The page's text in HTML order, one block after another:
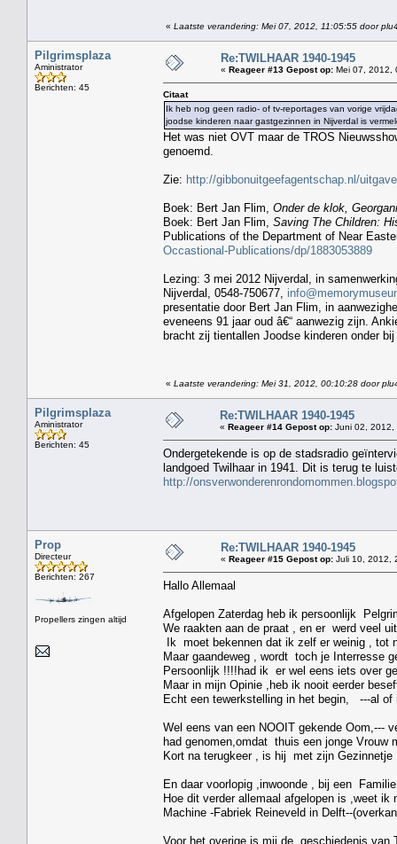
« Laatste verandering: Mei 07, 2012, 11:05:55 door
Pilgrimsplaza
Aministrator
Berichten: 45
Re:TWILHAAR 1940-1945
« Reageer #13 Gepost op: Mei 07, 2012,
Citaat
Ik heb nog geen radio- of tv-reportages van vorige
joodse kinderen naar gastgezinnen in Nijverdal is
Het was niet OVT maar de TROS
genoemd.
Zie: http://gibbonuitgeefagentschap.nl/
Boek: Bert Jan Flim, Onder de klok,
Boek: Bert Jan Flim, Saving The Children:
Publications of the Department of Near
Occastional-Publications/dp/1883053889
Lezing: 3 mei 2012 Nijverdal, in
Nijverdal, 0548-750677,
presentatie door Bert Jan Flim, in
eveneens 91 jaar oud â€“ aanwezig zijn.
bracht zij tientallen Joodse kinderen onder
« Laatste verandering: Mei 31, 2012, 00:10:28 door
Pilgrimsplaza
Aministrator
Berichten: 45
Re:TWILHAAR 1940-1945
« Reageer #14 Gepost op: Juni 02, 2012,
Ondergetekende is op de stadsradio
landgoed Twilhaar in 1941. Dit is terug te
http://
Prop
Directeur
Berichten: 267
Propellers zingen altijd
Re:TWILHAAR 1940-1945
« Reageer #15 Gepost op: Juli 10, 2012,
Hallo Allemaal
Afgelopen Zaterdag heb ik persoonlijk
We raakten aan de praat , en er werd veel
Ik moet bekennen dat ik zelf er weinig , tot
Maar gaandeweg , wordt toch je Interresse
Persoonlijk !!!!had ik er wel eens iets over
Maar in mijn Opinie ,heb ik nooit eerder
Echt een tewerkstelling in het begin, ---al of
Wel eens van een NOOIT gekende Oom,---
had genomen,omdat thuis een jonge Vrouw
Kort na terugkeer , is hij met zijn Gezinnetje
En daar voorlopig ,inwoonde , bij een
Hoe dit verder allemaal afgelopen is ,weet
Machine -Fabriek Reineveld in Delft--
Voor het overige is mij de geschiedenis van